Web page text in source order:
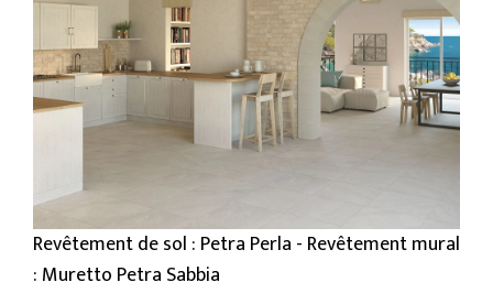
Revêtement de sol : Petra Perla - Revêtement mural
: Muretto Petra Sabbia